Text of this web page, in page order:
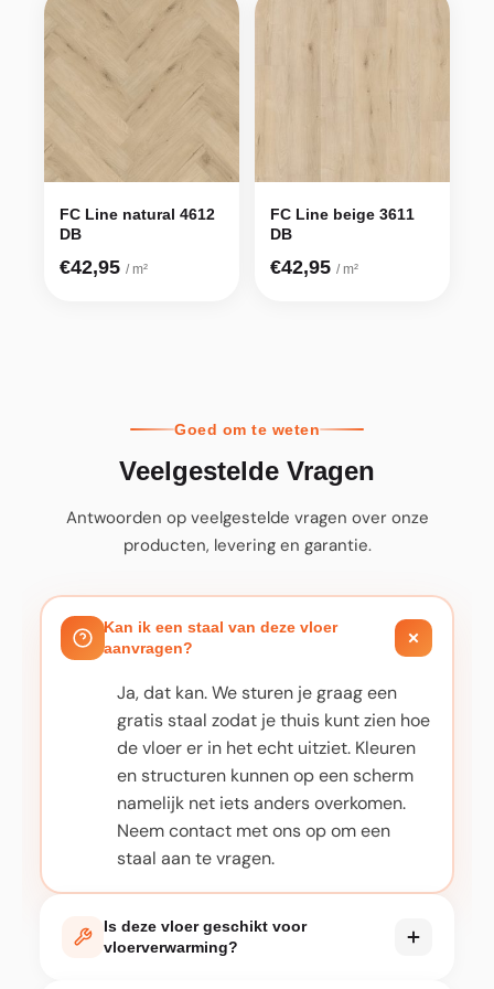
FC Line natural 4612
DB
€42,95 / m²
FC Line beige 3611
DB
€42,95 / m²
Goed om te weten
Veelgestelde Vragen
Antwoorden op veelgestelde vragen over onze
producten, levering en garantie.
Kan ik een staal van deze vloer
aanvragen?
Ja, dat kan. We sturen je graag een
gratis staal zodat je thuis kunt zien hoe
de vloer er in het echt uitziet. Kleuren
en structuren kunnen op een scherm
namelijk net iets anders overkomen.
Neem contact met ons op om een
staal aan te vragen.
Is deze vloer geschikt voor
vloerverwarming?